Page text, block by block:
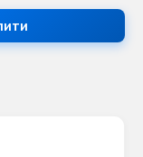
потрібну